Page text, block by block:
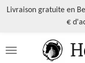
Passer
principal
Livraison gratuite en
€